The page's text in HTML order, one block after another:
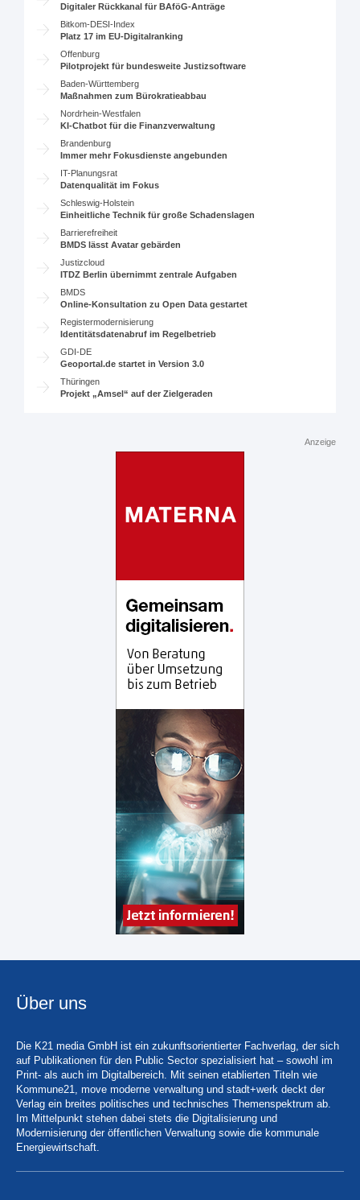
Digitaler Rückkanal für BAföG-Anträge
Bitkom-DESI-Index
Platz 17 im EU-Digitalranking
Offenburg
Pilotprojekt für bundesweite Justizsoftware
Baden-Württemberg
Maßnahmen zum Bürokratieabbau
Nordrhein-Westfalen
KI-Chatbot für die Finanzverwaltung
Brandenburg
Immer mehr Fokusdienste angebunden
IT-Planungsrat
Datenqualität im Fokus
Schleswig-Holstein
Einheitliche Technik für große Schadenslagen
Barrierefreiheit
BMDS lässt Avatar gebärden
Justizcloud
ITDZ Berlin übernimmt zentrale Aufgaben
BMDS
Online-Konsultation zu Open Data gestartet
Registermodernisierung
Identitätsdatenabruf im Regelbetrieb
GDI-DE
Geoportal.de startet in Version 3.0
Thüringen
Projekt „Amsel“ auf der Zielgeraden
Anzeige
Über uns
Die K21 media GmbH ist ein zukunftsorientierter Fachverlag, der sich
auf Publikationen für den Public Sector spezialisiert hat – sowohl im
Print- als auch im Digitalbereich. Mit seinen etablierten Titeln wie
Kommune21, move moderne verwaltung und stadt+werk deckt der
Verlag ein breites politisches und technisches Themenspektrum ab.
Im Mittelpunkt stehen dabei stets die Digitalisierung und
Modernisierung der öffentlichen Verwaltung sowie die kommunale
Energiewirtschaft.